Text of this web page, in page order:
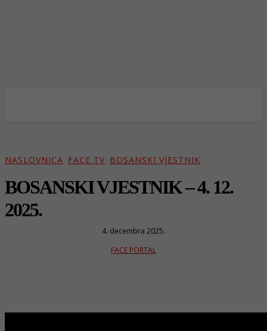
NASLOVNICA FACE TV BOSANSKI VJESTNIK
BOSANSKI VJESTNIK – 4. 12.
2025.
4. decembra 2025.
FACE PORTAL